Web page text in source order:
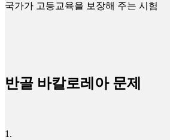
국가가 고등교육을 보장해 주는 시험
반골 바칼로레아 문제
1 .